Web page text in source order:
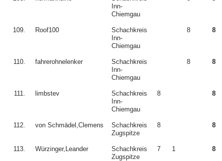
Inn-
Chiemgau
109. Roof100
Schachkreis
Inn-
Chiemgau
8 8
110. fahrerohnelenker
Schachkreis
Inn-
Chiemgau
8 8
111. limbstev
Schachkreis
Inn-
Chiemgau
8 8
112. von Schmädel,Clemens
Schachkreis
Zugspitze
8 8
113. Würzinger,Leander
Schachkreis
Zugspitze
7 1 8